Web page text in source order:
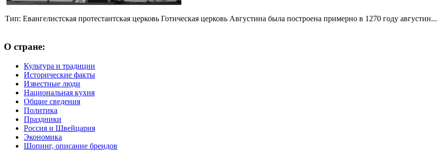
Тип: Евангелистская протестантская церковь Готическая церковь Августина была построена примерно в 1270 году августин...
О стране:
Культура и традиции
Исторические факты
Известные люди
Национальная кухня
Общие сведения
Политика
Праздники
Россия и Швейцария
Экономика
Шопинг, описание брендов